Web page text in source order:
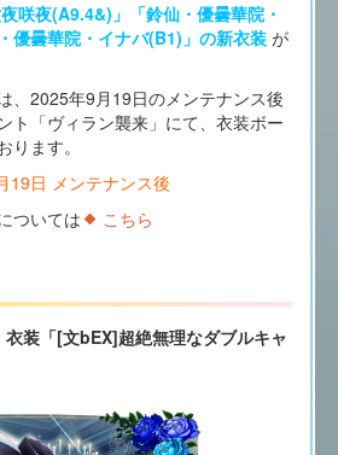
夜咲夜(A9.4&)」「鈴仙・優曇華院・
優曇華院・イナバ(B1)」の新衣装が
、2025年9月19日のメンテナンス後
ト「ヴィラン襲来」にて、衣装ボー
ります。
19日 メンテナンス後
ついては
こちら
装「[文bEX]超絶無理なダブルキャ